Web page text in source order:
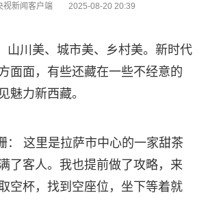
视新闻客户端 2025-08-20 20:39
山川美、城市美、乡村美。新时代
面面，有些还藏在一些不经意的
魅力新西藏。
： 这里是拉萨市中心的一家甜茶
了客人。我也提前做了攻略，来
空杯，找到空座位，坐下等着就